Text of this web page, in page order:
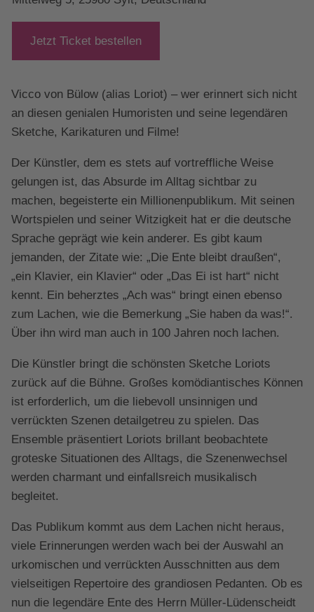
Jetzt Ticket bestellen
Vicco von Bülow (alias Loriot) – wer erinnert sich nicht
an diesen genialen Humoristen und seine legendären
Sketche, Karikaturen und Filme!
Der Künstler, dem es stets auf vortreffliche Weise
gelungen ist, das Absurde im Alltag sichtbar zu
machen, begeisterte ein Millionenpublikum. Mit seinen
Wortspielen und seiner Witzigkeit hat er die deutsche
Sprache geprägt wie kein anderer. Es gibt kaum
jemanden, der Zitate wie: „Die Ente bleibt draußen“,
„ein Klavier, ein Klavier“ oder „Das Ei ist hart“ nicht
kennt. Ein beherztes „Ach was“ bringt einen ebenso
zum Lachen, wie die Bemerkung „Sie haben da was!“.
Über ihn wird man auch in 100 Jahren noch lachen.
Die Künstler bringt die schönsten Sketche Loriots
zurück auf die Bühne. Großes komödiantisches Können
ist erforderlich, um die liebevoll unsinnigen und
verrückten Szenen detailgetreu zu spielen. Das
Ensemble präsentiert Loriots brillant beobachtete
groteske Situationen des Alltags, die Szenenwechsel
werden charmant und einfallsreich musikalisch
begleitet.
Das Publikum kommt aus dem Lachen nicht heraus,
viele Erinnerungen werden wach bei der Auswahl an
urkomischen und verrückten Ausschnitten aus dem
vielseitigen Repertoire des grandiosen Pedanten. Ob es
nun die legendäre Ente des Herrn Müller-Lüdenscheidt